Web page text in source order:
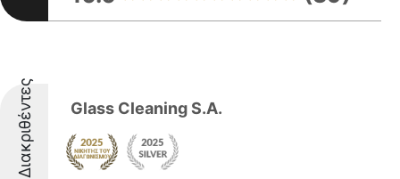
Διακριθέντες Glass Cleaning S.A.